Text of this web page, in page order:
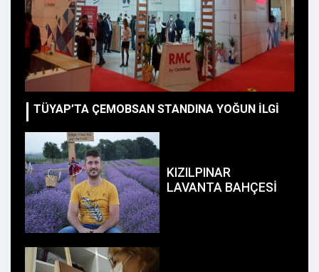
TÜYAP’TA ÇEMOBSAN STANDINA YOĞUN İLGİ
KIZILPINAR
LAVANTA BAHÇESİ